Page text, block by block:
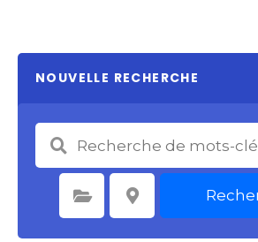
NOUVELLE RECHERCHE
Sélectionnez une catégorie Sélectionnez le lieu